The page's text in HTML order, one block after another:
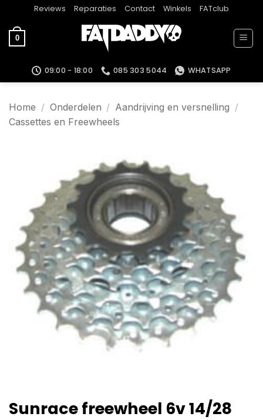
inhoud
Reviews Reparaties Contact Winkels FATclub
0
09:00 - 18:00 085 303 5044 WHATSAPP
Home / Onderdelen / Aandrijving en versnelling /
Cassettes en Freewheels
Sunrace freewheel 6v 14/28